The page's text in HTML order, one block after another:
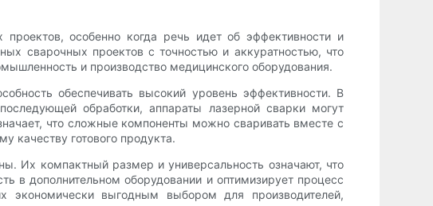
особенно когда речь идет об эффективности и
сварочных проектов с точностью и аккуратностью, что
и производство медицинского оборудования.
обеспечивать высокий уровень эффективности. В
обработки, аппараты лазерной сварки могут
что сложные компоненты можно сваривать вместе с
качеству готового продукта.
Их компактный размер и универсальность означают, что
в дополнительном оборудовании и оптимизирует процесс
выгодным выбором для производителей,